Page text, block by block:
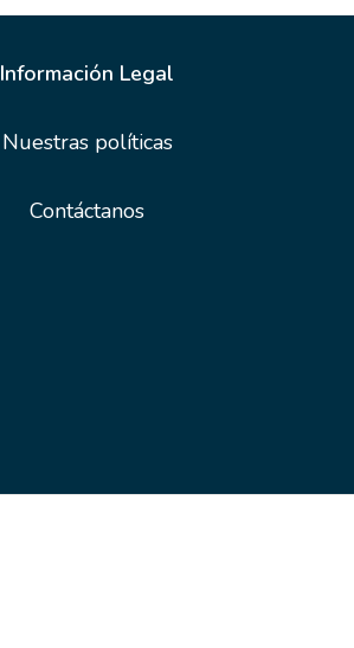
Información Legal
Nuestras políticas
Contáctanos